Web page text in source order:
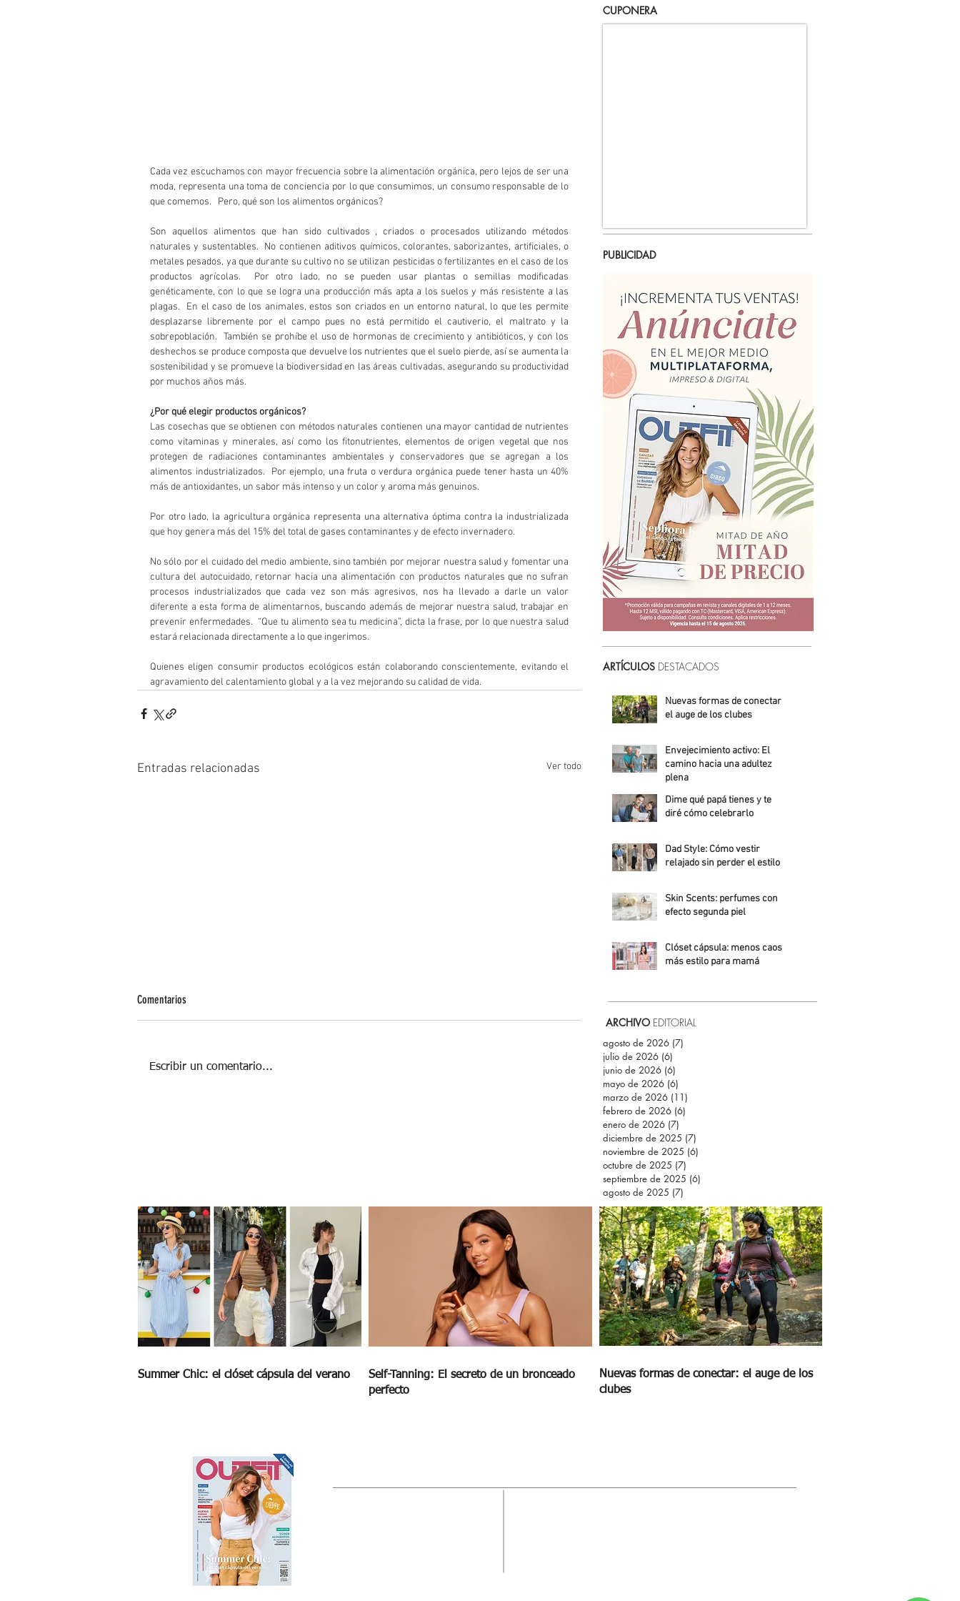
Cada vez escuchamos con mayor frecuencia sobre la alimentación orgánica, pero lejos de ser una
moda, representa una toma de conciencia por lo que consumimos, un consumo responsable de lo
que comemos.   Pero, qué son los alimentos orgánicos?
Son aquellos alimentos que han sido cultivados , criados o procesados utilizando métodos
naturales y sustentables.  No contienen aditivos químicos, colorantes, saborizantes, artificiales, o
metales pesados, ya que durante su cultivo no se utilizan pesticidas o fertilizantes en el caso de los
productos agrícolas.  Por otro lado, no se pueden usar plantas o semillas modificadas
genéticamente, con lo que se logra una producción más apta a los suelos y más resistente a las
plagas.  En el caso de los animales, estos son criados en un entorno natural, lo que les permite
desplazarse libremente por el campo pues no está permitido el cautiverio, el maltrato y la
sobrepoblación.  También se prohíbe el uso de hormonas de crecimiento y antibióticos, y con los
deshechos se produce composta que devuelve los nutrientes que el suelo pierde, así se aumenta la
sostenibilidad y se promueve la biodiversidad en las áreas cultivadas, asegurando su productividad
por muchos años más.
¿Por qué elegir productos orgánicos?
Las cosechas que se obtienen con métodos naturales contienen una mayor cantidad de nutrientes
como vitaminas y minerales, así como los fitonutrientes, elementos de origen vegetal que nos
protegen de radiaciones contaminantes ambientales y conservadores que se agregan a los
alimentos industrializados.  Por ejemplo, una fruta o verdura orgánica puede tener hasta un 40%
más de antioxidantes, un sabor más intenso y un color y aroma más genuinos.
Por otro lado, la agricultura orgánica representa una alternativa óptima contra la industrializada
que hoy genera más del 15% del total de gases contaminantes y de efecto invernadero.
No sólo por el cuidado del medio ambiente, sino también por mejorar nuestra salud y fomentar una
cultura del autocuidado, retornar hacia una alimentación con productos naturales que no sufran
procesos industrializados que cada vez son más agresivos, nos ha llevado a darle un valor
diferente a esta forma de alimentarnos, buscando además de mejorar nuestra salud, trabajar en
prevenir enfermedades.  “Que tu alimento sea tu medicina”, dicta la frase, por lo que nuestra salud
estará relacionada directamente a lo que ingerimos.
Quienes eligen consumir productos ecológicos están colaborando conscientemente, evitando el
agravamiento del calentamiento global y a la vez mejorando su calidad de vida.
Entradas relacionadas Ver todo
Comentarios
Escribir un comentario...
CUPONERA
PUBLICIDAD
ARTÍCULOS DESTACADOS
Nuevas formas de conectar:
el auge de los clubes
Envejecimiento activo: El
camino hacia una adultez
plena
Alejandra Roldán
Dime qué papá tienes y te
diré cómo celebrarlo
Dad Style: Cómo vestir
relajado sin perder el estilo
Skin Scents: perfumes con
efecto segunda piel
Clóset cápsula: menos caos,
más estilo para mamá
ARCHIVO EDITORIAL
agosto de 2026 (7)
julio de 2026 (6)
junio de 2026 (6)
mayo de 2026 (6)
marzo de 2026 (11)
febrero de 2026 (6)
enero de 2026 (7)
diciembre de 2025 (7)
noviembre de 2025 (6)
octubre de 2025 (7)
septiembre de 2025 (6)
agosto de 2025 (7)
Summer Chic: el clóset cápsula del verano
Self-Tanning: El secreto de un bronceado
perfecto
Nuevas formas de conectar: el auge de los
clubes